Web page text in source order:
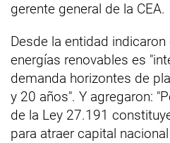
gerente general de la CEA.
Desde la entidad
energías renovables es
demanda horizontes de
y 20 años". Y agregaron:
de la Ley 27.191
para atraer capital